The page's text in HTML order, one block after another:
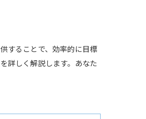
することで、効率的に目標
詳しく解説します。あなた